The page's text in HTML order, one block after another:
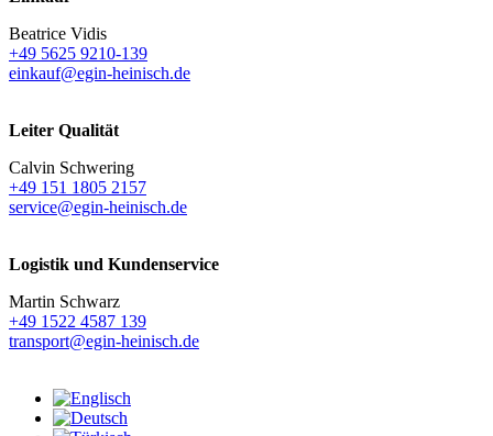
Beatrice Vidis
+49 5625 9210-139
einkauf@egin-heinisch.de
Leiter Qualität
Calvin Schwering
+49 151 1805 2157
service@egin-heinisch.de
Logistik und Kundenservice
Martin Schwarz
+49 1522 4587 139
transport@egin-heinisch.de